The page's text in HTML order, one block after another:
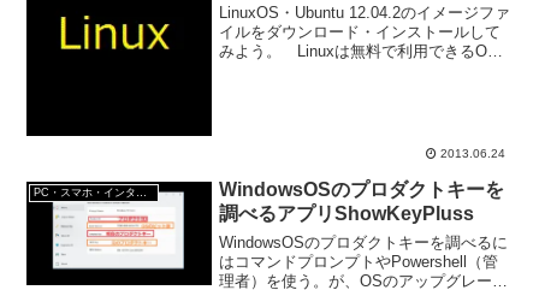
LinuxOS・Ubuntu 12.04.2のイメージファ
イルをダウンロード・インストールして
みよう。 Linuxは無料で利用できるOS
2013.06.24
WindowsOSのプロダクトキーを
調べるアプリShowKeyPluss
WindowsOSのプロダクトキーを調べるに
はコマンドプロンプトやPowershell（管
理者）を使う。が、OSのアップグレード